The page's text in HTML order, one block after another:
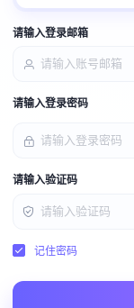
请输入登录邮箱
请输入登录密码
请输入验证码
记住密码